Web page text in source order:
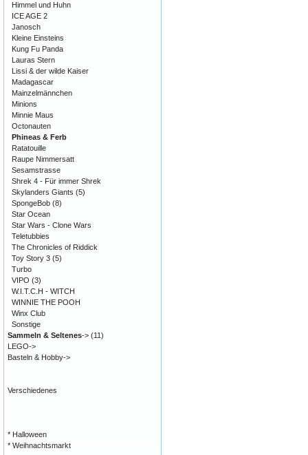
Himmel und Huhn
ICE AGE 2
Janosch
Kleine Einsteins
Kung Fu Panda
Lauras Stern
Lissi & der wilde Kaiser
Madagascar
Mainzelmännchen
Minions
Minnie Maus
Octonauten
Phineas & Ferb
Ratatouille
Raupe Nimmersatt
Sesamstrasse
Shrek 4 - Für immer Shrek
Skylanders Giants (5)
SpongeBob (8)
Star Ocean
Star Wars - Clone Wars
Teletubbies
The Chronicles of Riddick
Toy Story 3 (5)
Turbo
VIPO (3)
W.I.T.C.H - WITCH
WINNIE THE POOH
Winx Club
Sonstige
Sammeln & Seltenes-> (11)
LEGO->
Basteln & Hobby->
Verschiedenes
* Halloween
* Weihnachtsmarkt